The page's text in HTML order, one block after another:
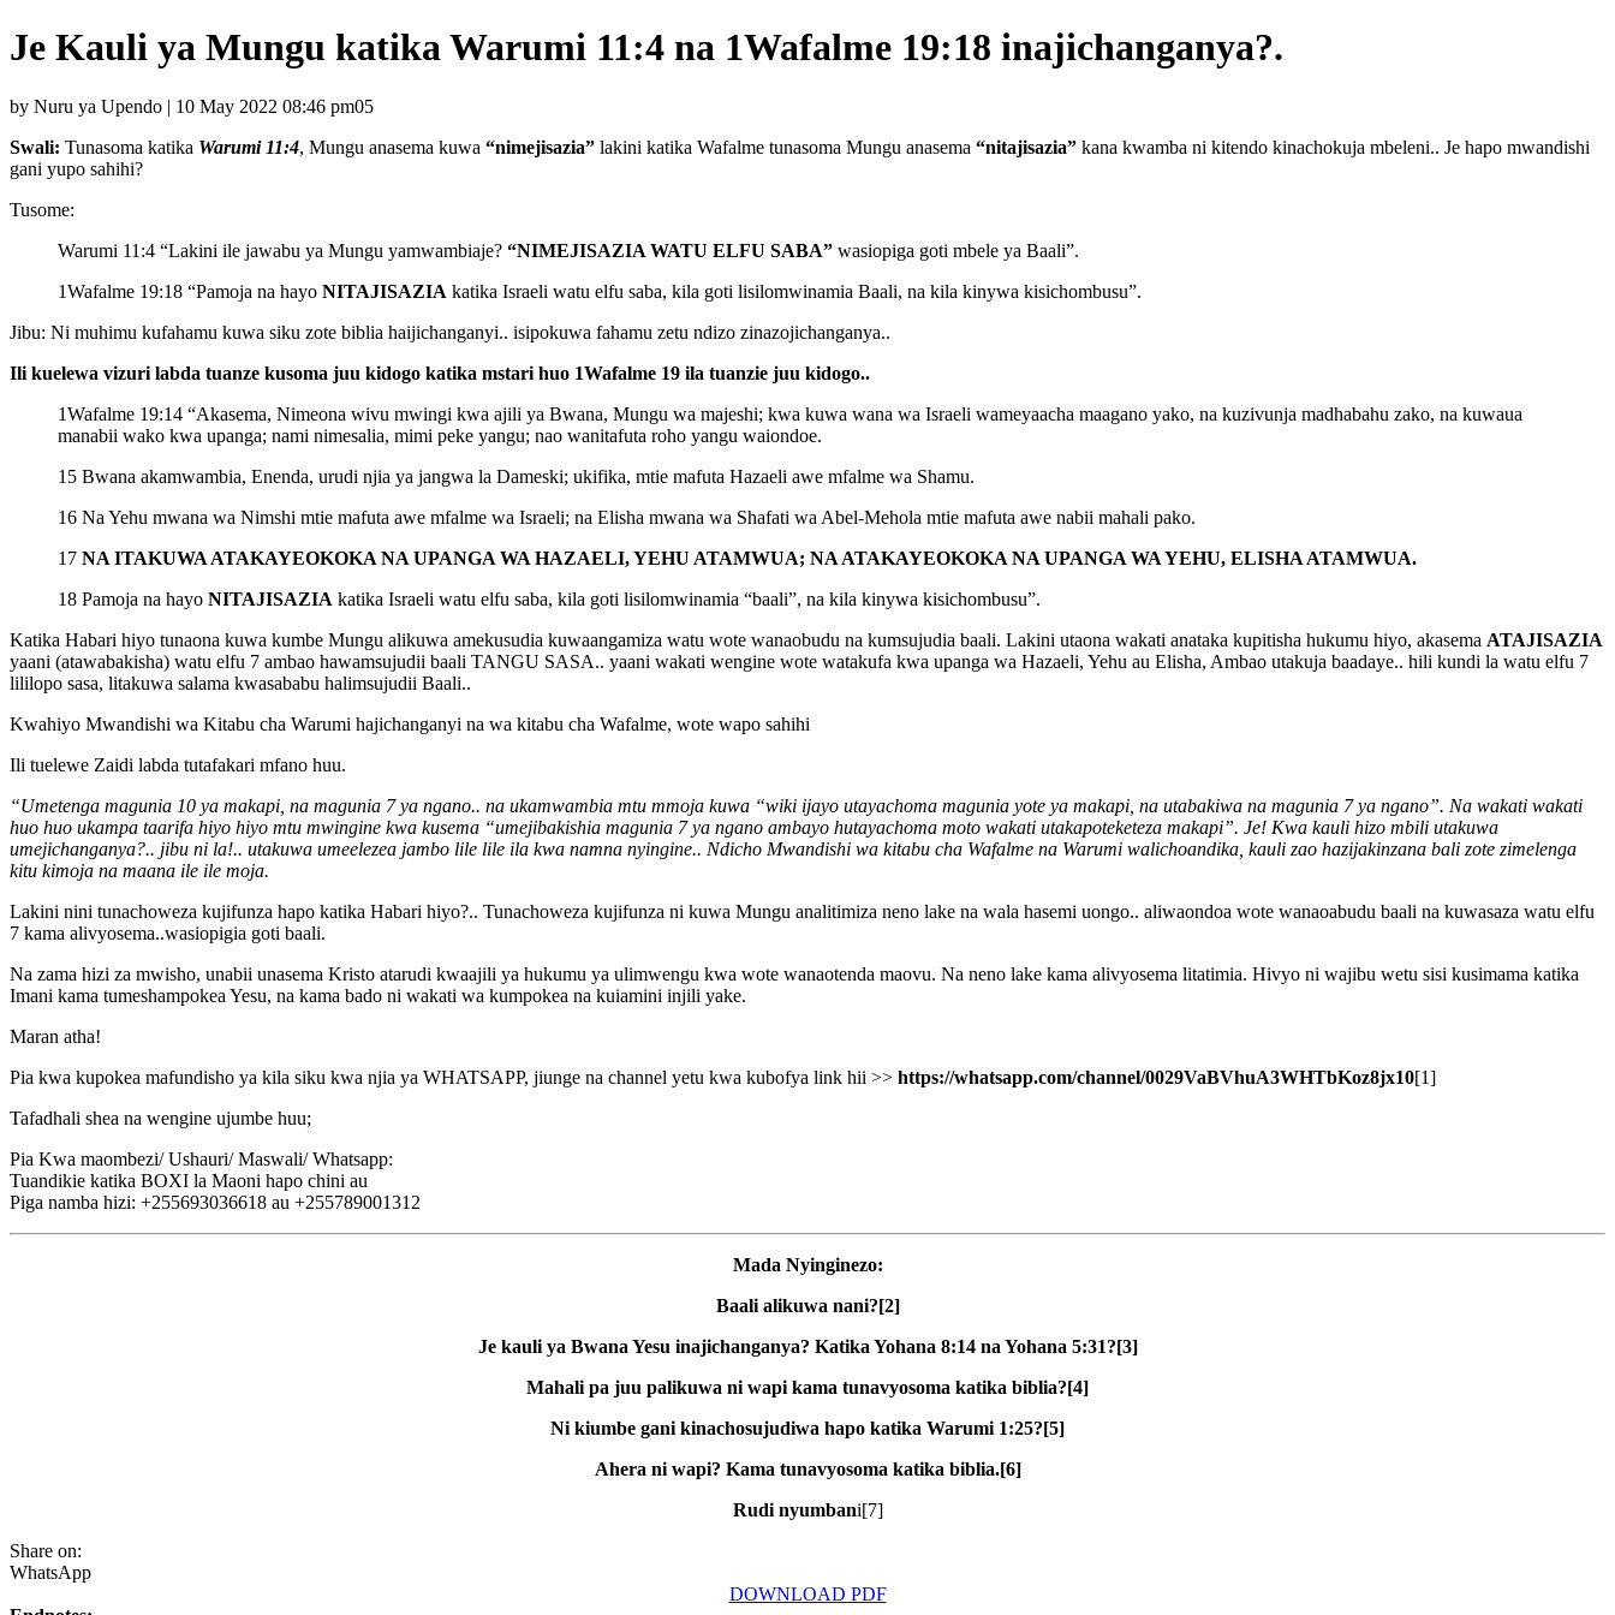
Je Kauli ya Mungu katika Warumi 11:4 na 1Wafalme 19:18 inajichanganya?.
by Nuru ya Upendo | 10 May 2022 08:46 pm05
Swali: Tunasoma katika Warumi 11:4, Mungu anasema kuwa “nimejisazia” lakini katika Wafalme tunasoma Mungu anasema “nitajisazia” kana kwamba ni kitendo kinachokuja mbeleni.. Je hapo mwandishi
gani yupo sahihi?
Tusome:
Warumi 11:4 “Lakini ile jawabu ya Mungu yamwambiaje? “NIMEJISAZIA WATU ELFU SABA” wasiopiga goti mbele ya Baali”.
1Wafalme 19:18 “Pamoja na hayo NITAJISAZIA katika Israeli watu elfu saba, kila goti lisilomwinamia Baali, na kila kinywa kisichombusu”.
Jibu: Ni muhimu kufahamu kuwa siku zote biblia haijichanganyi.. isipokuwa fahamu zetu ndizo zinazojichanganya..
Ili kuelewa vizuri labda tuanze kusoma juu kidogo katika mstari huo 1Wafalme 19 ila tuanzie juu kidogo..
1Wafalme 19:14 “Akasema, Nimeona wivu mwingi kwa ajili ya Bwana, Mungu wa majeshi; kwa kuwa wana wa Israeli wameyaacha maagano yako, na kuzivunja madhabahu zako, na kuwaua
manabii wako kwa upanga; nami nimesalia, mimi peke yangu; nao wanitafuta roho yangu waiondoe.
15 Bwana akamwambia, Enenda, urudi njia ya jangwa la Dameski; ukifika, mtie mafuta Hazaeli awe mfalme wa Shamu.
16 Na Yehu mwana wa Nimshi mtie mafuta awe mfalme wa Israeli; na Elisha mwana wa Shafati wa Abel-Mehola mtie mafuta awe nabii mahali pako.
17 NA ITAKUWA ATAKAYEOKOKA NA UPANGA WA HAZAELI, YEHU ATAMWUA; NA ATAKAYEOKOKA NA UPANGA WA YEHU, ELISHA ATAMWUA.
18 Pamoja na hayo NITAJISAZIA katika Israeli watu elfu saba, kila goti lisilomwinamia “baali”, na kila kinywa kisichombusu”.
Katika Habari hiyo tunaona kuwa kumbe Mungu alikuwa amekusudia kuwaangamiza watu wote wanaobudu na kumsujudia baali. Lakini utaona wakati anataka kupitisha hukumu hiyo, akasema ATAJISAZIA
yaani (atawabakisha) watu elfu 7 ambao hawamsujudii baali TANGU SASA.. yaani wakati wengine wote watakufa kwa upanga wa Hazaeli, Yehu au Elisha, Ambao utakuja baadaye.. hili kundi la watu elfu 7
lililopo sasa, litakuwa salama kwasababu halimsujudii Baali..
Kwahiyo Mwandishi wa Kitabu cha Warumi hajichanganyi na wa kitabu cha Wafalme, wote wapo sahihi
Ili tuelewe Zaidi labda tutafakari mfano huu.
“Umetenga magunia 10 ya makapi, na magunia 7 ya ngano.. na ukamwambia mtu mmoja kuwa “wiki ijayo utayachoma magunia yote ya makapi, na utabakiwa na magunia 7 ya ngano”. Na wakati wakati
huo huo ukampa taarifa hiyo hiyo mtu mwingine kwa kusema “umejibakishia magunia 7 ya ngano ambayo hutayachoma moto wakati utakapoteketeza makapi”. Je! Kwa kauli hizo mbili utakuwa
umejichanganya?.. jibu ni la!.. utakuwa umeelezea jambo lile lile ila kwa namna nyingine.. Ndicho Mwandishi wa kitabu cha Wafalme na Warumi walichoandika, kauli zao hazijakinzana bali zote zimelenga
kitu kimoja na maana ile ile moja.
Lakini nini tunachoweza kujifunza hapo katika Habari hiyo?.. Tunachoweza kujifunza ni kuwa Mungu analitimiza neno lake na wala hasemi uongo.. aliwaondoa wote wanaoabudu baali na kuwasaza watu elfu
7 kama alivyosema..wasiopigia goti baali.
Na zama hizi za mwisho, unabii unasema Kristo atarudi kwaajili ya hukumu ya ulimwengu kwa wote wanaotenda maovu. Na neno lake kama alivyosema litatimia. Hivyo ni wajibu wetu sisi kusimama katika
Imani kama tumeshampokea Yesu, na kama bado ni wakati wa kumpokea na kuiamini injili yake.
Maran atha!
Pia kwa kupokea mafundisho ya kila siku kwa njia ya WHATSAPP, jiunge na channel yetu kwa kubofya link hii >> https://whatsapp.com/channel/0029VaBVhuA3WHTbKoz8jx10[1]
Tafadhali shea na wengine ujumbe huu;
Pia Kwa maombezi/ Ushauri/ Maswali/ Whatsapp:
Tuandikie katika BOXI la Maoni hapo chini au
Piga namba hizi: +255693036618 au +255789001312
Mada Nyinginezo:
Baali alikuwa nani?[2]
Je kauli ya Bwana Yesu inajichanganya? Katika Yohana 8:14 na Yohana 5:31?[3]
Mahali pa juu palikuwa ni wapi kama tunavyosoma katika biblia?[4]
Ni kiumbe gani kinachosujudiwa hapo katika Warumi 1:25?[5]
Ahera ni wapi? Kama tunavyosoma katika biblia.[6]
Rudi nyumbani[7]
Share on:
WhatsApp
DOWNLOAD PDF